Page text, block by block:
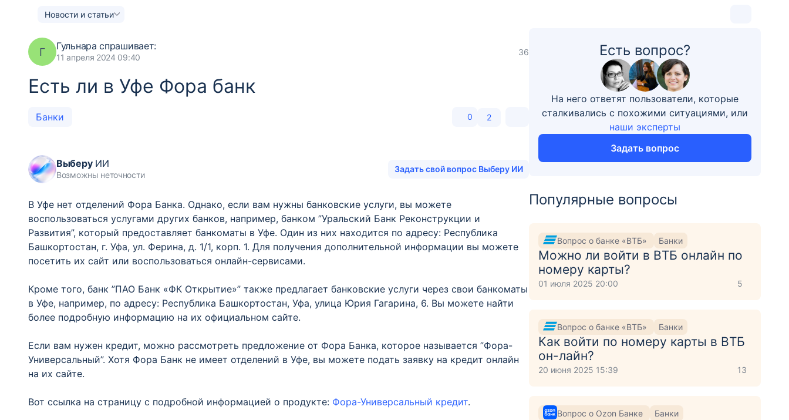
Новости и статьи
Г Гульнара спрашивает:
11 апреля 2024 09:40
36
Есть ли в Уфе Фора банк
Банки 0 2
ВыберуИИ
Возможны неточности
Задать свой вопрос Выберу ИИ
В Уфе нет отделений Фора Банка. Однако, если вам нужны банковские услуги, вы можете
воспользоваться услугами других банков, например, банком ”Уральский Банк Реконструкции и
Развития”, который предоставляет банкоматы в Уфе. Один из них находится по адресу: Республика
Башкортостан, г. Уфа, ул. Ферина, д. 1/1, корп. 1. Для получения дополнительной информации вы можете
посетить их сайт или воспользоваться онлайн-сервисами.
Кроме того, банк ”ПАО Банк «ФК Открытие»” также предлагает банковские услуги через свои банкоматы
в Уфе, например, по адресу: Республика Башкортостан, Уфа, улица Юрия Гагарина, 6. Вы можете найти
более подробную информацию на их официальном сайте.
Если вам нужен кредит, можно рассмотреть предложение от Фора Банка, которое называется ”Фора-
Универсальный”. Хотя Фора Банк не имеет отделений в Уфе, вы можете подать заявку на кредит онлайн
на их сайте.
Вот ссылка на страницу с подробной информацией о продукте: Фора-Универсальный кредит.
Есть вопрос?
На него ответят пользователи, которые
сталкивались с похожими ситуациями, или
наши эксперты
Задать вопрос
Популярные вопросы
Вопрос о банке «ВТБ» Банки
Можно ли войти в ВТБ онлайн по
номеру карты?
01 июля 2025 20:00 5
Вопрос о банке «ВТБ» Банки
Как войти по номеру карты в ВТБ
он-лайн?
20 июня 2025 15:39 13
Вопрос о Ozon Банке Банки